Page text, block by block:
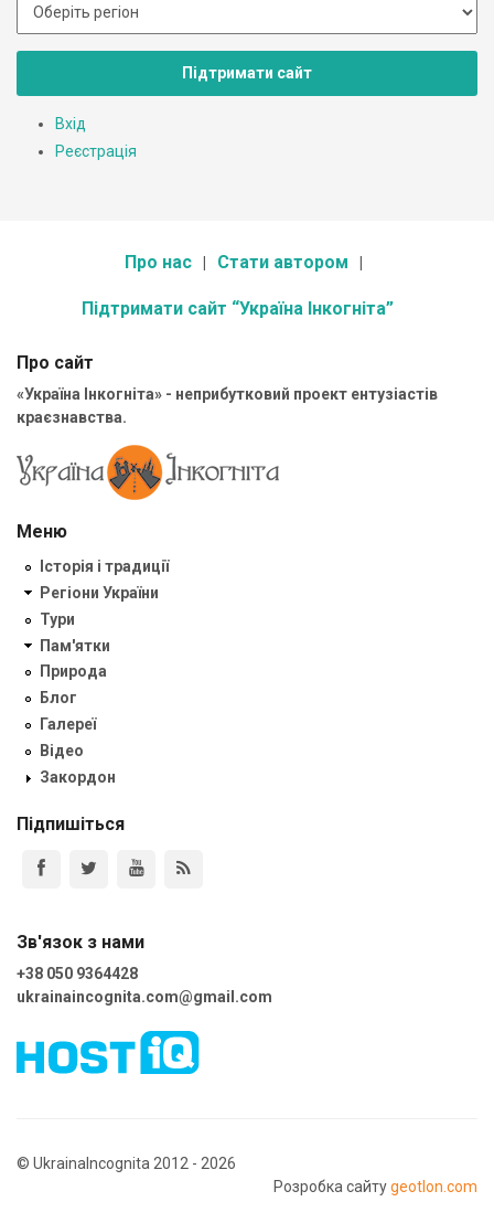
Підтримати сайт
Вхід
Реєстрація
Про нас Стати автором
Підтримати сайт “Україна Інкогніта”
Про сайт
«Україна Інкогніта» - неприбутковий проект ентузіастів
краєзнавства.
Меню
Історія і традиції
Регіони України
Тури
Пам'ятки
Природа
Блог
Галереї
Відео
Закордон
Підпишіться
Зв'язок з нами
+38 050 9364428
ukrainaincognita.com@gmail.com
© UkrainaIncognita 2012 - 2026
Розробка сайтуgeotlon.com